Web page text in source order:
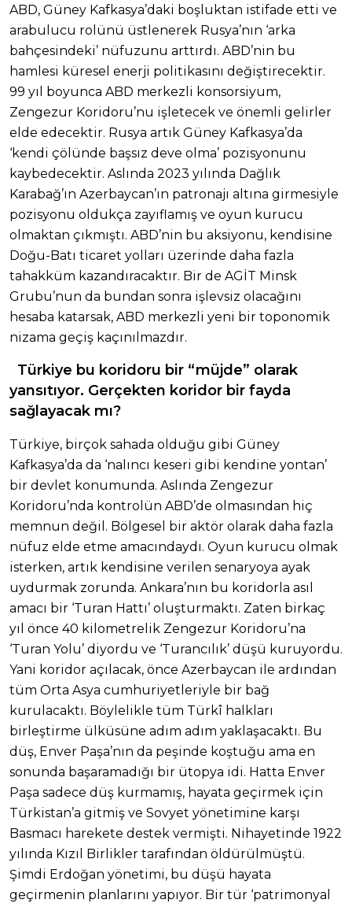
ABD, Güney Kafkasya’daki boşluktan istifade etti ve
arabulucu rolünü üstlenerek Rusya’nın ‘arka
bahçesindeki’ nüfuzunu arttırdı. ABD’nin bu
hamlesi küresel enerji politikasını değiştirecektir.
99 yıl boyunca ABD merkezli konsorsiyum,
Zengezur Koridoru’nu işletecek ve önemli gelirler
elde edecektir. Rusya artık Güney Kafkasya’da
‘kendi çölünde başsız deve olma’ pozisyonunu
kaybedecektir. Aslında 2023 yılında Dağlık
Karabağ’ın Azerbaycan’ın patronajı altına girmesiyle
pozisyonu oldukça zayıflamış ve oyun kurucu
olmaktan çıkmıştı. ABD’nin bu aksiyonu, kendisine
Doğu-Batı ticaret yolları üzerinde daha fazla
tahakküm kazandıracaktır. Bir de AGİT Minsk
Grubu’nun da bundan sonra işlevsiz olacağını
hesaba katarsak, ABD merkezli yeni bir toponomik
nizama geçiş kaçınılmazdır.
Türkiye bu koridoru bir “müjde” olarak
yansıtıyor. Gerçekten koridor bir fayda
sağlayacak mı?
Türkiye, birçok sahada olduğu gibi Güney
Kafkasya’da da ‘nalıncı keseri gibi kendine yontan’
bir devlet konumunda. Aslında Zengezur
Koridoru’nda kontrolün ABD’de olmasından hiç
memnun değil. Bölgesel bir aktör olarak daha fazla
nüfuz elde etme amacındaydı. Oyun kurucu olmak
isterken, artık kendisine verilen senaryoya ayak
uydurmak zorunda. Ankara’nın bu koridorla asıl
amacı bir ‘Turan Hattı’ oluşturmaktı. Zaten birkaç
yıl önce 40 kilometrelik Zengezur Koridoru’na
‘Turan Yolu’ diyordu ve ‘Turancılık’ düşü kuruyordu.
Yani koridor açılacak, önce Azerbaycan ile ardından
tüm Orta Asya cumhuriyetleriyle bir bağ
kurulacaktı. Böylelikle tüm Türkî halkları
birleştirme ülküsüne adım adım yaklaşacaktı. Bu
düş, Enver Paşa’nın da peşinde koştuğu ama en
sonunda başaramadığı bir ütopya idi. Hatta Enver
Paşa sadece düş kurmamış, hayata geçirmek için
Türkistan’a gitmiş ve Sovyet yönetimine karşı
Basmacı harekete destek vermişti. Nihayetinde 1922
yılında Kızıl Birlikler tarafından öldürülmüştü.
Şimdi Erdoğan yönetimi, bu düşü hayata
geçirmenin planlarını yapıyor. Bir tür ‘patrimonyal